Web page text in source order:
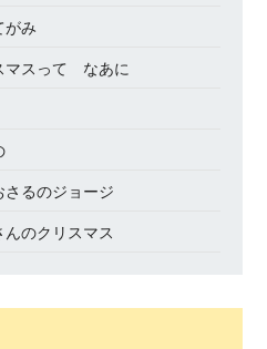
がみ
マスって なあに
るのジョージ
のクリスマス